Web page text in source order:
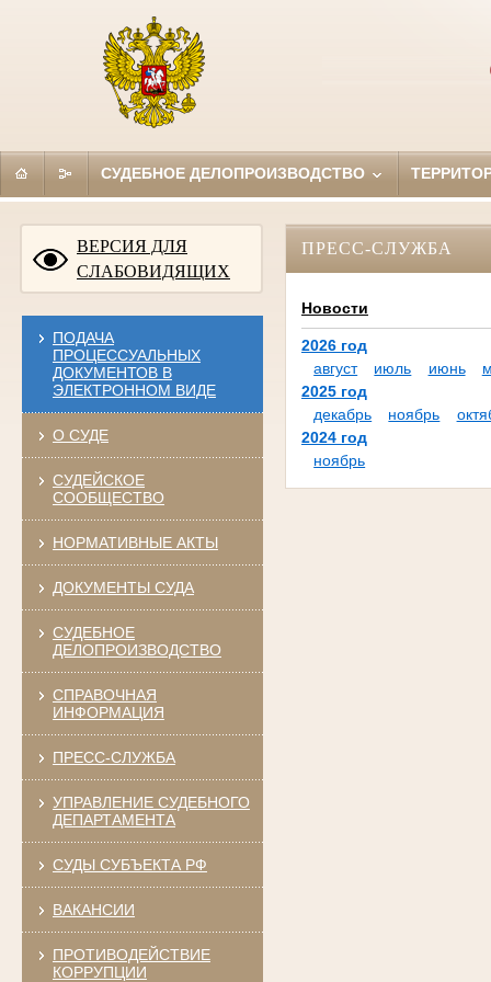
СУДЕБНОЕ ДЕЛОПРОИЗВОДСТВО
ВЕРСИЯ ДЛЯ
СЛАБОВИДЯЩИХ
ПОДАЧА
ПРОЦЕССУАЛЬНЫХ
ДОКУМЕНТОВ В
ЭЛЕКТРОННОМ ВИДЕ
О СУДЕ
СУДЕЙСКОЕ
СООБЩЕСТВО
НОРМАТИВНЫЕ АКТЫ
ДОКУМЕНТЫ СУДА
СУДЕБНОЕ
ДЕЛОПРОИЗВОДСТВО
СПРАВОЧНАЯ
ИНФОРМАЦИЯ
ПРЕСС-СЛУЖБА
УПРАВЛЕНИЕ СУДЕБНОГО
ДЕПАРТАМЕНТА
СУДЫ СУБЪЕКТА РФ
ВАКАНСИИ
ПРОТИВОДЕЙСТВИЕ
КОРРУПЦИИ
ПРЕСС-СЛУЖБА
Новости
2026 год
август
июль июнь
2025 год
декабрь
ноябрь
2024 год
ноябрь